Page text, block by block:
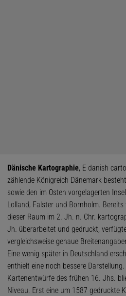
Dänische Kartographie, E danish
zählende Königreich Dänemark
sowie den im Osten vorgelagerten
Lolland, Falster und Bornholm. Bereits
dieser Raum im 2. Jh. n. Chr.
Jh. überarbeitet und gedruckt,
vergleichsweise genaue
Eine wenig später in Deutschland
enthielt eine noch bessere
Kartenentwürfe des frühen 16. Jhs.
Niveau. Erst eine um 1587 gedruckte